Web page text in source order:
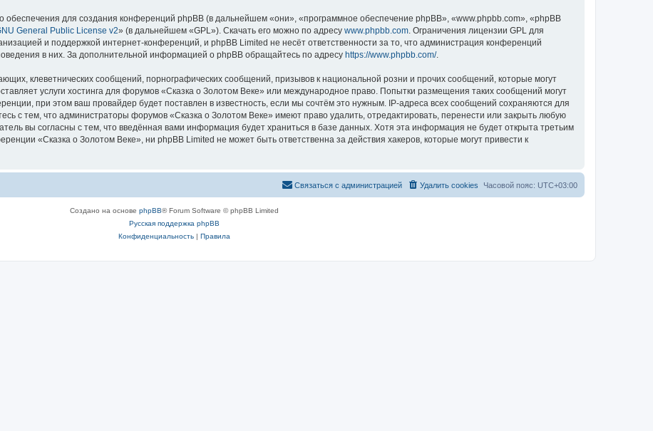
для создания конференций phpBB (в дальнейшем «они», «программное обеспечение phpBB», «www.phpbb.com», «phpBB
General Public License v2» (в дальнейшем «GPL»). Скачать его можно по адресу www.phpbb.com . Ограничения лицензии GPL для
и поддержкой интернет-конференций, и phpBB Limited не несёт ответственности за то, что администрация конференций
в них. За дополнительной информацией о phpBB обращайтесь по адресу https://www.phpbb.com/.
клеветнических сообщений, порнографических сообщений, призывов к национальной розни и прочих сообщений, которые могут
услуги хостинга для форумов «Сказка о Золотом Веке» или международное право. Попытки размещения таких сообщений могут
при этом ваш провайдер будет поставлен в известность, если мы сочтём это нужным. IP-адреса всех сообщений сохраняются для
с тем, что администраторы форумов «Сказка о Золотом Веке» имеют право удалить, отредактировать, перенести или закрыть любую
вы согласны с тем, что введённая вами информация будет храниться в базе данных. Хотя эта информация не будет открыта третьим
«Сказка о Золотом Веке», ни phpBB Limited не может быть ответственна за действия хакеров, которые могут привести к
Часовой пояс: UTC+03:00
Удалить cookies
Связаться с администрацией
Создано на основе phpBB® Forum Software © phpBB Limited
Русская поддержка phpBB
Конфиденциальность| Правила